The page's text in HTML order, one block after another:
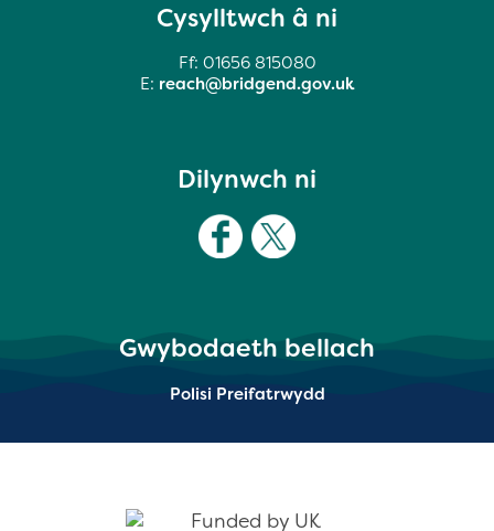
Cysylltwch â ni
Ff: 01656 815080
E: reach@bridgend.gov.uk
Dilynwch ni
Gwybodaeth bellach
Polisi Preifatrwydd